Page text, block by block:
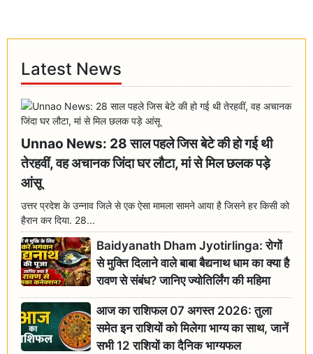
Latest News
Unnao News: 28 साल पहले जिस बेटे की हो गई थी
तेरहवीं, वह अचानक जिंदा घर लौटा, मां से मिल छलक पड़े
आंसू
उत्तर प्रदेश के उन्नाव जिले से एक ऐसा मामला सामने आया है जिसने हर किसी को
हैरान कर दिया. 28...
Baidyanath Dham Jyotirlinga: रोगों
से मुक्ति दिलाने वाले बाबा बैद्यनाथ धाम का क्या है
रावण से संबंध? जानिए ज्योतिर्लिंग की महिमा
आज का राशिफल 07 अगस्त 2026: तुला
समेत इन राशियों को मिलेगा भाग्य का साथ, जानें
सभी 12 राशियों का दैनिक भाग्यफल